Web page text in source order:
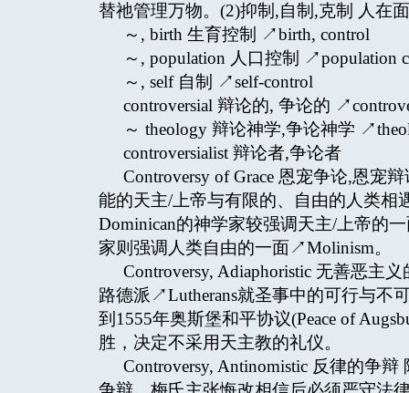
替祂管理万物。(2)抑制,自制,克制 人在
～, birth 生育控制 ↗birth, control
～, population 人口控制 ↗population
～, self 自制 ↗self-control
controversial 辩论的, 争论的
～ theology 辩论神学,争论神学
controversialist 辩论者,争论者
Controversy of Grace 恩宠争论,恩宠
能的天主/上帝与有限的、自由的人类
Dominican的神学家较强调天主/上帝的
家则强调人类自由的一面↗Molinism。
Controversy, Adiaphoristic 无善恶主
路德派↗Lutherans就圣事中的可行与不
到1555年奥斯堡和平协议(Peace of
胜，决定不采用天主教的礼仪。
Controversy, Antinomistic 反律的争